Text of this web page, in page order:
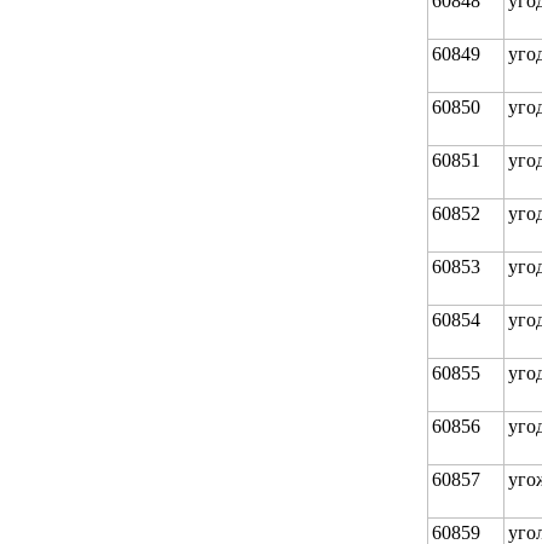
60849
60850
60851
60852
60853
60854
60855
60856
60857
60859